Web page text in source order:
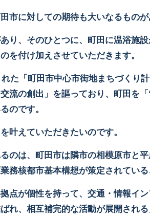
市に対しての期待も大いなるものが
り、そのひとつに、町田に温浴施
を付け加えさせていただきます。
た「町田市中心市街地まちづくり計
交流の創出」を謳っており、町田を
のです。
叶えていただきたいのです。
のは、町田市は隣市の相模原市と平
務核都市基本構想が策定されている
点が個性を持って、交通・情報イン
れ、相互補完的な活動が展開され